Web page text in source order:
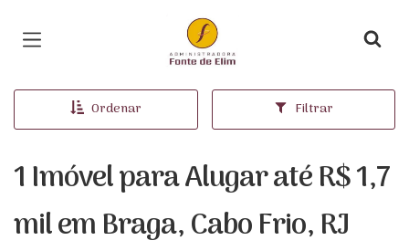
Página inicial
Ordenar Filtrar
1 Imóvel para Alugar até R$ 1,7
mil em Braga, Cabo Frio, RJ